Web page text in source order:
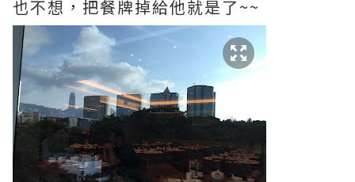
也不想，把餐牌掉給他就是了~~